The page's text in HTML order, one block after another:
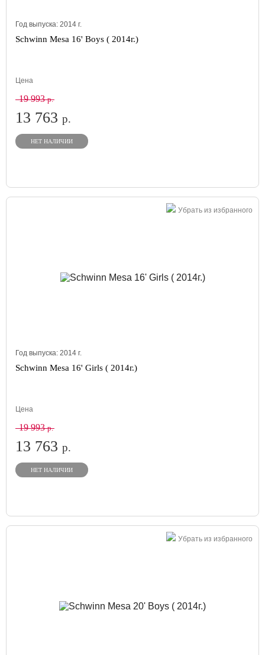
Год выпуска: 2014 г.
Schwinn Mesa 16' Boys ( 2014г.)
Цена
19 993р.
13 763 р.
НЕТ НАЛИЧИИ
Убрать из избранного
Год выпуска: 2014 г.
Schwinn Mesa 16' Girls ( 2014г.)
Цена
19 993р.
13 763 р.
НЕТ НАЛИЧИИ
Убрать из избранного